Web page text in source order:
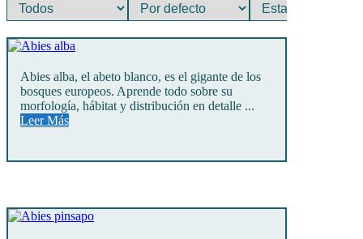
Abies alba, el abeto blanco, es el gigante de los
bosques europeos. Aprende todo sobre su
morfología, hábitat y distribución en detalle ...
Leer Más